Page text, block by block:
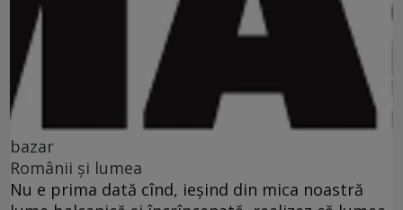
bazar
Românii şi lumea
Nu e prima dată cînd, ieşind din mica noastră